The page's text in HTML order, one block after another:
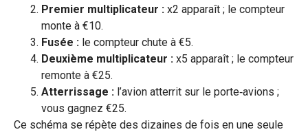
Premier multiplicateur : x2 apparaît ; le compteur
monte à €10.
Fusée : le compteur chute à €5.
Deuxième multiplicateur : x5 apparaît ; le compteur
remonte à €25.
Atterrissage : l’avion atterrit sur le porte‑avions ;
vous gagnez €25.
Ce schéma se répète des dizaines de fois en une seule